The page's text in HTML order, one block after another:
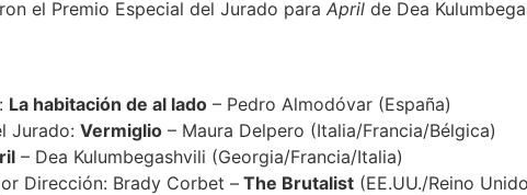
el Premio Especial del Jurado para April de Dea
La habitación de al lado – Pedro Almodóvar (España)
Jurado: Vermiglio – Maura Delpero (Italia/Francia/Bélgica)
– Dea Kulumbegashvili (Georgia/Francia/Italia)
Dirección: Brady Corbet – The Brutalist (EE.UU./Reino